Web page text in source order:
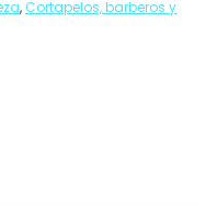
, Cortapelos, barberos y